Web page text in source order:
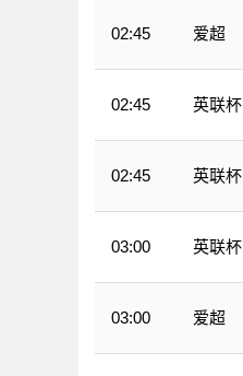
02:45 爱超
02:45 英联杯
02:45 英联杯
03:00 英联杯
03:00 爱超